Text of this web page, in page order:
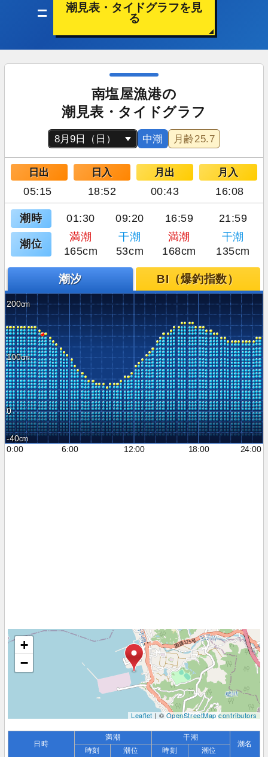
潮見表・タイドグラフを見
る
南塩屋漁港の
潮見表・タイドグラフ
中潮 月齢25.7
日出 日入 月出 月入
05:15 18:52 00:43 16:08
潮時 01:30 09:20 16:59 21:59
潮位
満潮 干潮 満潮
干潮
165cm
53cm 168cm 135cm
潮汐 BI（爆釣指数）
200
100
0
-40
0:00
6:00 12:00 18:00 24:00
+
−
Leaflet| ©OpenStreetMap contributors
日時
満潮 干潮
潮名
時刻 潮位 時刻
潮位